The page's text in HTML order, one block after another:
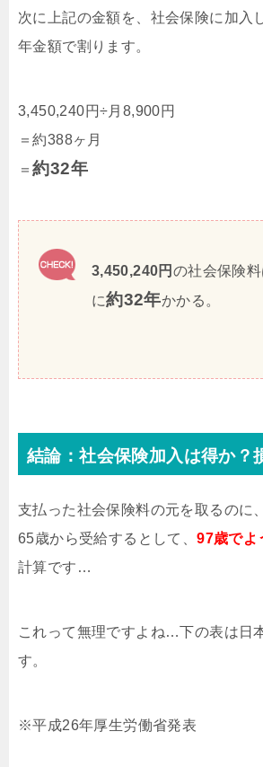
次に上記の金額を、社会保険に加入
年金額で割ります。
3,450,240円÷月8,900円
＝約388ヶ月
＝約32年
3,450,240円 の社会保険
に約32年かかる。
結論：社会保険加入は得か？
支払った社会保険料の元を取るのに
65歳から受給するとして、97歳でよ
計算です…
これって無理ですよね…下の表は日
す。
※平成26年厚生労働省発表